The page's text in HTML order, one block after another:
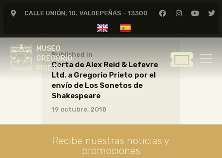
CALLE UNIÓN, 10. VALDEPEÑAS - 13300
MUSEO
GREGORIO
PRIETO
MUSEO
GREGORIO
GREGORIO PRIETO
MUSEO
ARCHIVO
CERTAMEN DE DIBUJO
FUNDACIÓN
Published in
Carta de Alex Reid & Lefevre
Ltd. a Gregorio Prieto por el
envío de Los Sonetos de
Shakespeare
19 octubre, 2018
Recibe nuestras noticias y
promociones